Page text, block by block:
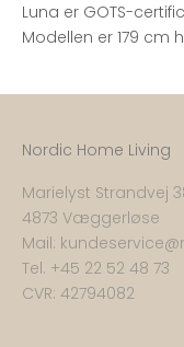
Luna er GOTS-
Modellen er 179 cm
Nordic Home Living
Marielyst Strandvej
4873 Væggerløse
Mail:
Tel. +45 22 52 48 73
CVR: 42794082